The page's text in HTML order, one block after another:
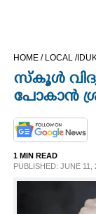
HOME / LOCAL /
സ്കൂൾ
പോകാൻ
1 MIN READ
PUBLISHED: JUNE 11,